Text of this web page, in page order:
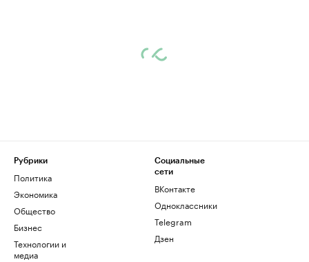
Рубрики
Политика
Экономика
Общество
Бизнес
Технологии и
медиа
Социальные
сети
ВКонтакте
Одноклассники
Telegram
Дзен